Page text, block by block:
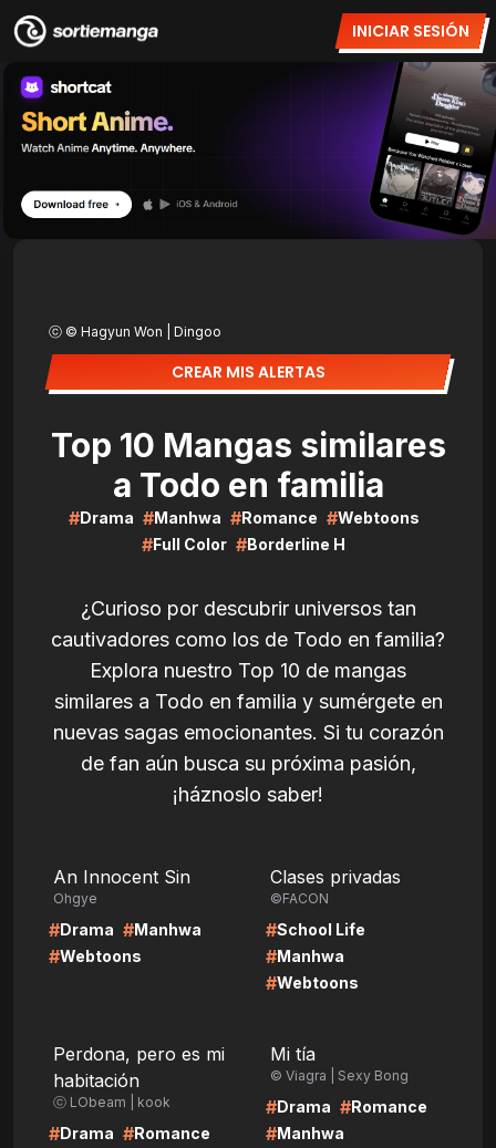
INICIAR SESIÓN
ⓒ © Hagyun Won | Dingoo
CREAR MIS ALERTAS
Top 10 Mangas similares
a Todo en familia
#Drama #Manhwa #Romance #Webtoons
#Full Color #Borderline H
¿Curioso por descubrir universos tan
cautivadores como los de Todo en familia?
Explora nuestro Top 10 de mangas
similares a Todo en familia y sumérgete en
nuevas sagas emocionantes. Si tu corazón
de fan aún busca su próxima pasión,
¡háznoslo saber!
An Innocent Sin
Ohgye
#Drama #Manhwa
#Webtoons
Clases privadas
©FACON
#School Life
#Manhwa
#Webtoons
Perdona, pero es mi
habitación
ⓒ LObeam | kook
#Drama #Romance
Mi tía
© Viagra | Sexy Bong
#Drama #Romance
#Manhwa